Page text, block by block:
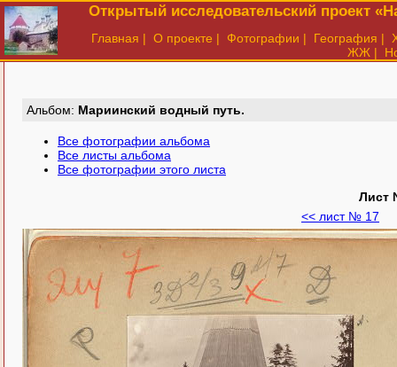
Открытый исследовательский проект
Главная | О проекте | Фотографии | География |
ЖЖ |
Aльбом: Мариинский водный путь.
Все фотографии альбома
Все листы альбома
Все фотографии этого листа
Лист
<< лист № 17